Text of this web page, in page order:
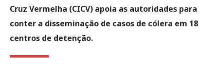
Cruz Vermelha (CICV) apoia as autoridades para
conter a disseminação de casos de cólera em 18
centros de detenção.